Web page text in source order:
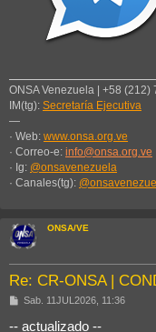
ONSA Venezuela | +58 (212)
IM(tg): Secretaría Ejecutiva
—
· Web: www.onsa.org.ve
· Correo-e: info@onsa.org.ve
· Ig: @onsavenezuela
· Canales(tg):
ONSA/VE
Re: CR-ONSA |
M
n
Sab. 11JUL2026, 11:36
-- actualizado --